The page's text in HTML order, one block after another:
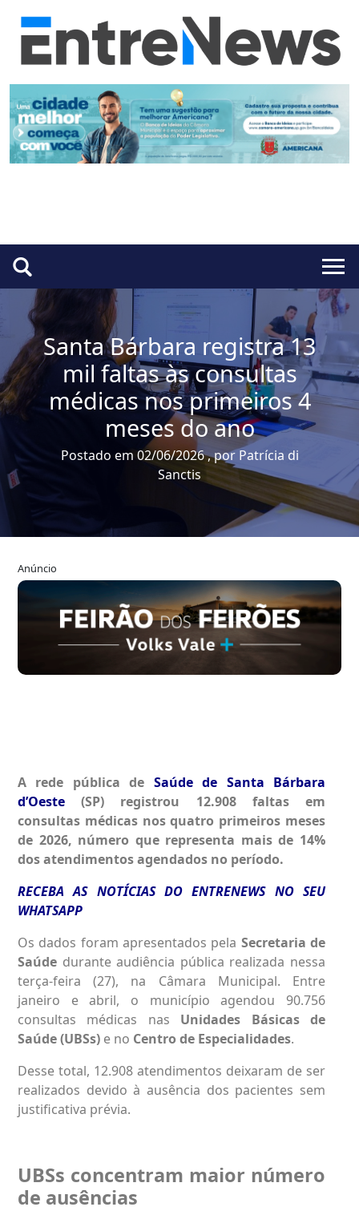
Santa Bárbara registra 13
mil faltas às consultas
médicas nos primeiros 4
meses do ano
Postado em 02/06/2026 , por Patrícia di
Sanctis
Anúncio
A rede pública de Saúde de Santa Bárbara
d’Oeste (SP) registrou 12.908 faltas em
consultas médicas nos quatro primeiros meses
de 2026, número que representa mais de 14%
dos atendimentos agendados no período.
RECEBA AS NOTÍCIAS DO ENTRENEWS NO SEU
WHATSAPP
Os dados foram apresentados pela Secretaria de
Saúde durante audiência pública realizada nessa
terça-feira (27), na Câmara Municipal. Entre
janeiro e abril, o município agendou 90.756
consultas médicas nas Unidades Básicas de
Saúde (UBSs) e no Centro de Especialidades.
Desse total, 12.908 atendimentos deixaram de ser
realizados devido à ausência dos pacientes sem
justificativa prévia.
UBSs concentram maior número
de ausências